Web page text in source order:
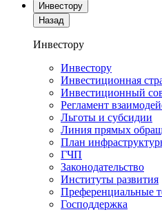
Инвестору
Назад
Инвестору
Инвестору
Инвестиционная
Инвестиционный
Регламент
Льготы и субсидии
Линия прямых
План
ГЧП
Законодательство
Институты развития
Преференциальные
Господдержка